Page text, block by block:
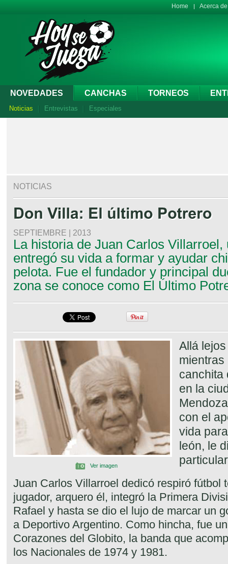
Home Acerca
NOVEDADES CANCHAS TORNEOS
Noticias Entrevistas Especiales
NOTICIAS
SEPTIEMBRE | 2013
La historia de Juan Carlos Villarroel,
entregó su vida a formar y ayudar
pelota. Fue el fundador y principal
zona se conoce como El Último
Ver imagen
Allá
mientras
canchita
en la
con el
vida
león, le
Juan Carlos Villarroel dedicó respiró fútbol
jugador, arquero él, integró la Primera
Rafael y hasta se dio el lujo de marcar un
a Deportivo Argentino. Como hincha, fue
Corazones del Globito, la banda que
los Nacionales de 1974 y 1981.